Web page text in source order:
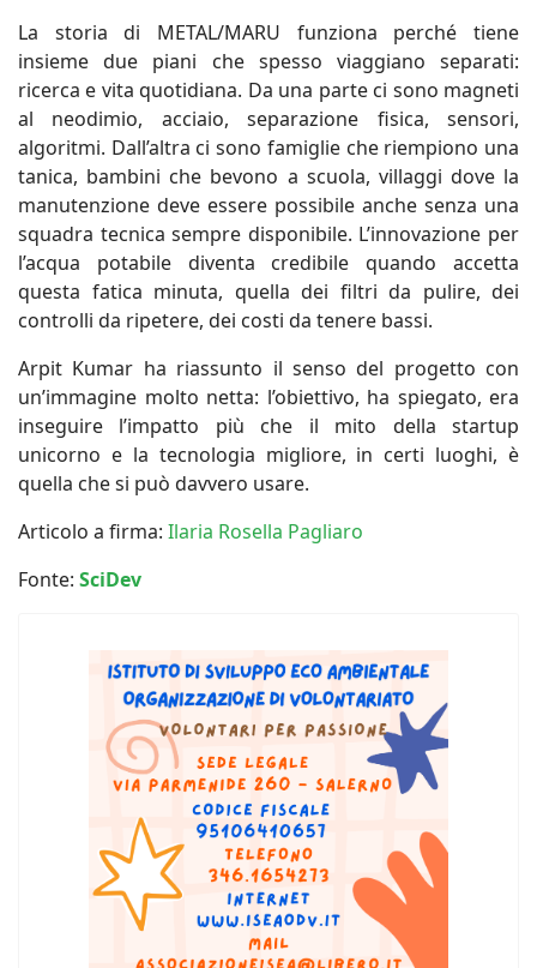
La storia di METAL/MARU funziona perché tiene
insieme due piani che spesso viaggiano separati:
ricerca e vita quotidiana. Da una parte ci sono magneti
al neodimio, acciaio, separazione fisica, sensori,
algoritmi. Dall’altra ci sono famiglie che riempiono una
tanica, bambini che bevono a scuola, villaggi dove la
manutenzione deve essere possibile anche senza una
squadra tecnica sempre disponibile. L’innovazione per
l’acqua potabile diventa credibile quando accetta
questa fatica minuta, quella dei filtri da pulire, dei
controlli da ripetere, dei costi da tenere bassi.
Arpit Kumar ha riassunto il senso del progetto con
un’immagine molto netta: l’obiettivo, ha spiegato, era
inseguire l’impatto più che il mito della startup
unicorno e la tecnologia migliore, in certi luoghi, è
quella che si può davvero usare.
Articolo a firma: Ilaria Rosella Pagliaro
Fonte: SciDev